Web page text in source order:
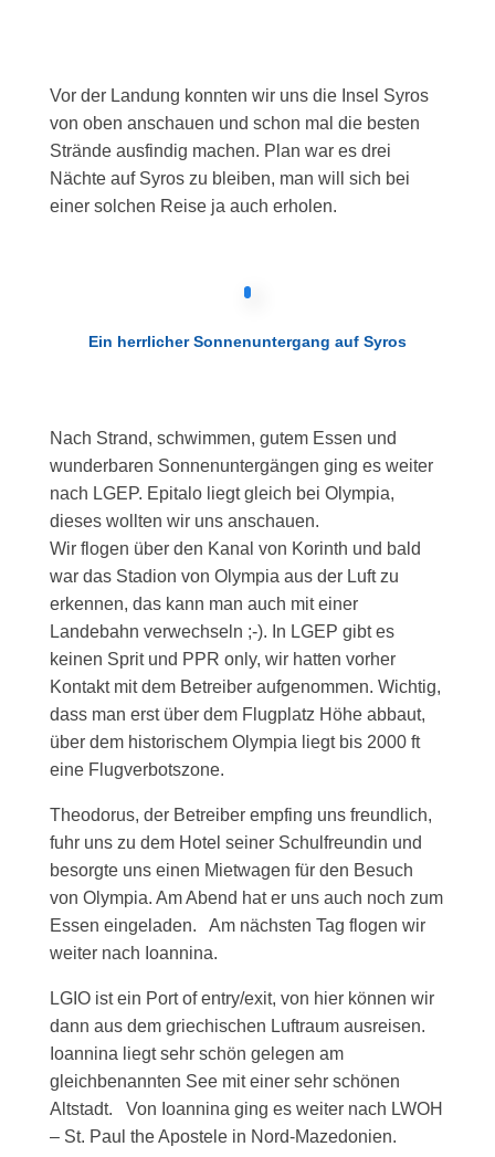
Vor der Landung konnten wir uns die Insel Syros
von oben anschauen und schon mal die besten
Strände ausfindig machen. Plan war es drei
Nächte auf Syros zu bleiben, man will sich bei
einer solchen Reise ja auch erholen.
Ein herrlicher Sonnenuntergang auf Syros
Nach Strand, schwimmen, gutem Essen und
wunderbaren Sonnenuntergängen ging es weiter
nach LGEP. Epitalo liegt gleich bei Olympia,
dieses wollten wir uns anschauen.
Wir flogen über den Kanal von Korinth und bald
war das Stadion von Olympia aus der Luft zu
erkennen, das kann man auch mit einer
Landebahn verwechseln ;-). In LGEP gibt es
keinen Sprit und PPR only, wir hatten vorher
Kontakt mit dem Betreiber aufgenommen. Wichtig,
dass man erst über dem Flugplatz Höhe abbaut,
über dem historischem Olympia liegt bis 2000 ft
eine Flugverbotszone.
Theodorus, der Betreiber empfing uns freundlich,
fuhr uns zu dem Hotel seiner Schulfreundin und
besorgte uns einen Mietwagen für den Besuch
von Olympia. Am Abend hat er uns auch noch zum
Essen eingeladen. Am nächsten Tag flogen wir
weiter nach Ioannina.
LGIO ist ein Port of entry/exit, von hier können wir
dann aus dem griechischen Luftraum ausreisen.
Ioannina liegt sehr schön gelegen am
gleichbenannten See mit einer sehr schönen
Altstadt. Von Ioannina ging es weiter nach LWOH
– St. Paul the Apostele in Nord-Mazedonien.